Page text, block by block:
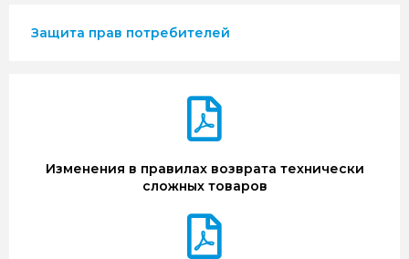
Защита прав потребителей
Изменения в правилах возврата технически
сложных товаров